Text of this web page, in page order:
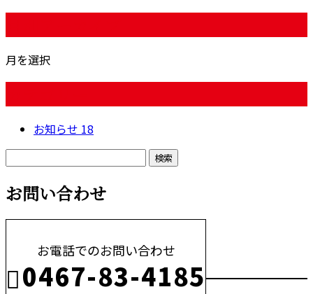
月を選択
お知らせ 18
お問い合わせ
お電話でのお問い合わせ
0467-83-4185